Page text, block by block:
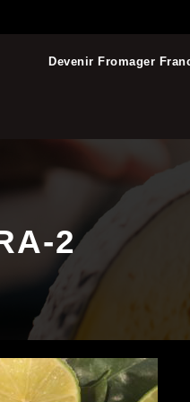
Devenir Fromager
2